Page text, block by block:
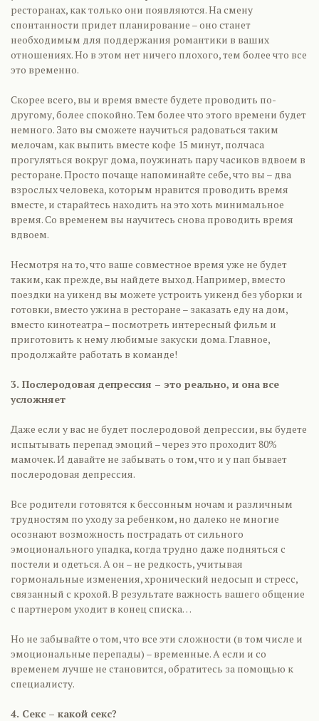
ресторанах, как только они появляются. На смену
спонтанности придет планирование – оно станет
необходимым для поддержания романтики в ваших
отношениях. Но в этом нет ничего плохого, тем более что все
это временно.
Скорее всего, вы и время вместе будете проводить по-
другому, более спокойно. Тем более что этого времени будет
немного. Зато вы сможете научиться радоваться таким
мелочам, как выпить вместе кофе 15 минут, полчаса
прогуляться вокруг дома, поужинать пару часиков вдвоем в
ресторане. Просто почаще напоминайте себе, что вы – два
взрослых человека, которым нравится проводить время
вместе, и старайтесь находить на это хоть минимальное
время. Со временем вы научитесь снова проводить время
вдвоем.
Несмотря на то, что ваше совместное время уже не будет
таким, как прежде, вы найдете выход. Например, вместо
поездки на уикенд вы можете устроить уикенд без уборки и
готовки, вместо ужина в ресторане – заказать еду на дом,
вместо кинотеатра – посмотреть интересный фильм и
приготовить к нему любимые закуски дома. Главное,
продолжайте работать в команде!
3. Послеродовая депрессия – это реально, и она все
усложняет
Даже если у вас не будет послеродовой депрессии, вы будете
испытывать перепад эмоций – через это проходит 80%
мамочек. И давайте не забывать о том, что и у пап бывает
послеродовая депрессия.
Все родители готовятся к бессонным ночам и различным
трудностям по уходу за ребенком, но далеко не многие
осознают возможность пострадать от сильного
эмоционального упадка, когда трудно даже подняться с
постели и одеться. А он – не редкость, учитывая
гормональные изменения, хронический недосып и стресс,
связанный с крохой. В результате важность вашего общение
с партнером уходит в конец списка…
Но не забывайте о том, что все эти сложности (в том числе и
эмоциональные перепады) – временные. А если и со
временем лучше не становится, обратитесь за помощью к
специалисту.
4. Секс – какой секс?